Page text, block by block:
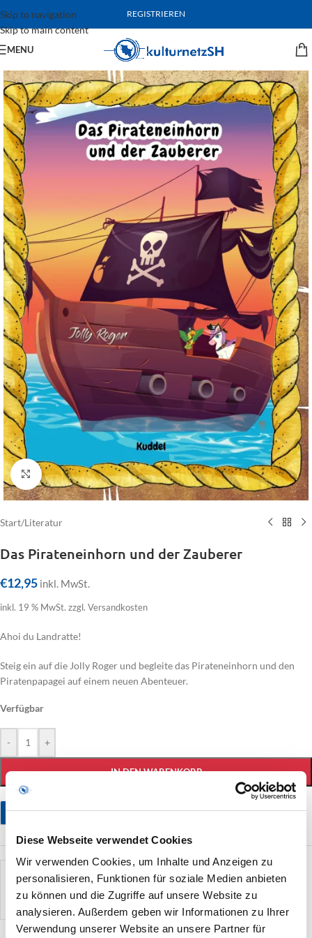
Diese Webseite verwendet Cookies
Wir verwenden Cookies, um Inhalte und Anzeigen zu
personalisieren, Funktionen für soziale Medien anbieten
zu können und die Zugriffe auf unsere Website zu
analysieren. Außerdem geben wir Informationen zu Ihrer
Verwendung unserer Website an unsere Partner für
Skip to navigation
Skip to main content
REGISTRIEREN
MENU
Click to enlarge
Start/Literatur
Das Pirateneinhorn und der Zauberer
€12,95 inkl. MwSt.
inkl. 19 % MwSt. zzgl. Versandkosten
Ahoi du Landratte!
Steig ein auf die Jolly Roger und begleite das Pirateneinhorn und den
Piratenpapagei auf einem neuen Abenteuer.
Verfügbar
- +
IN DEN WARENKORB
Stellen Sie eine Frage
Ann-Kathrin Karschnick